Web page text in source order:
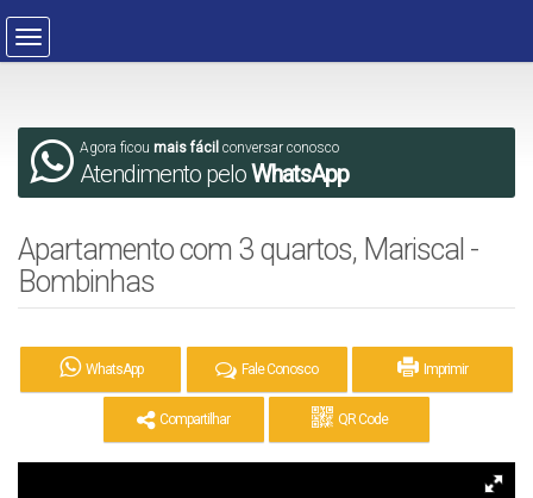
Agora ficou mais fácil conversar conosco
Atendimento peloWhatsApp
Apartamento com 3 quartos, Mariscal -
Bombinhas
WhatsApp Fale Conosco Imprimir
Compartilhar QR Code